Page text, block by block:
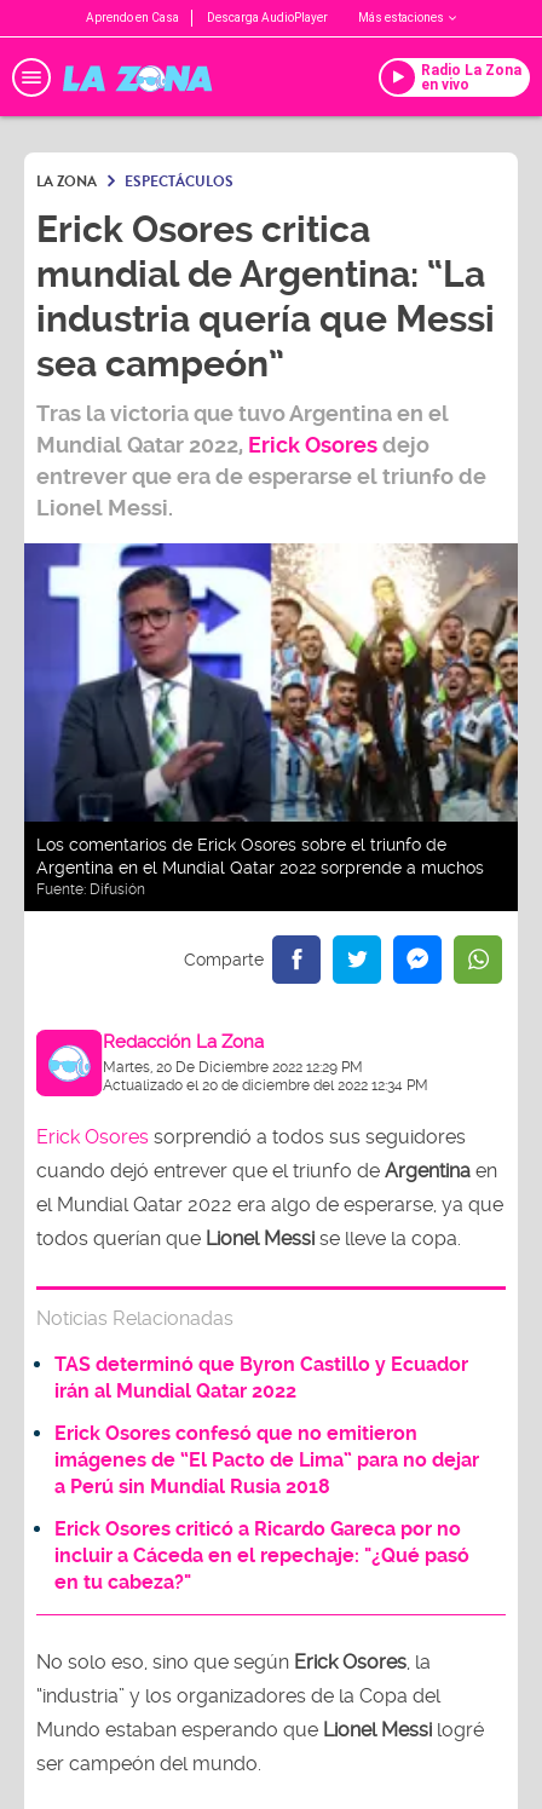
Aprendo en Casa Descarga AudioPlayer Más estaciones
Radio La Zona
en vivo
LA ZONA ESPECTÁCULOS
Erick Osores critica
mundial de Argentina: “La
industria quería que Messi
sea campeón”
Tras la victoria que tuvo Argentina en el
Mundial Qatar 2022, Erick Osoresdejo
entrever que era de esperarse el triunfo de
Lionel Messi.
Los comentarios de Erick Osores sobre el triunfo de
Argentina en el Mundial Qatar 2022 sorprende a muchos
Fuente: Difusión
Redacción La Zona
Martes, 20 De Diciembre 2022 12:29 PM
Actualizado el 20 de diciembre del 2022 12:34 PM
Erick Osores sorprendió a todos sus seguidores
cuando dejó entrever que el triunfo de Argentina en
el Mundial Qatar 2022 era algo de esperarse, ya que
todos querían que Lionel Messi se lleve la copa.
Noticias Relacionadas
TAS determinó que Byron Castillo y Ecuador
irán al Mundial Qatar 2022
Erick Osores confesó que no emitieron
imágenes de “El Pacto de Lima” para no dejar
a Perú sin Mundial Rusia 2018
Erick Osores criticó a Ricardo Gareca por no
incluir a Cáceda en el repechaje: "¿Qué pasó
en tu cabeza?"
No solo eso, sino que según Erick Osores , la
“industria” y los organizadores de la Copa del
Mundo estaban esperando que Lionel Messi logré
ser campeón del mundo.